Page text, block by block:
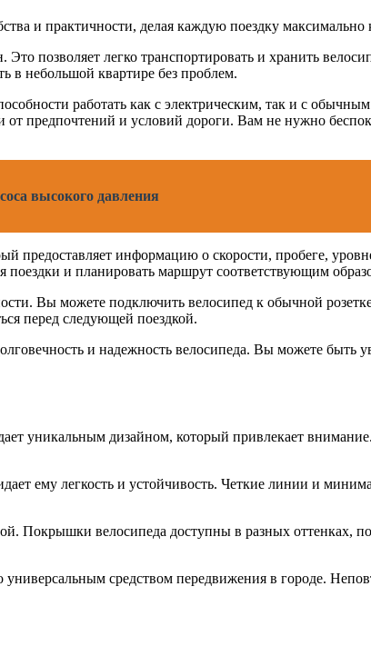
и практичности, делая каждую поездку
позволяет легко транспортировать и хранить
в небольшой квартире без проблем.
работать как с электрическим, так и с
от предпочтений и условий дороги. Вам не нужно
высокого давления
предоставляет информацию о скорости, пробеге,
поездки и планировать маршрут соответствующим
Вы можете подключить велосипед к обычной
перед следующей поездкой.
и надежность велосипеда. Вы можете быть
уникальным дизайном, который привлекает
ему легкость и устойчивость. Четкие линии и
Покрышки велосипеда доступны в разных оттенках,
универсальным средством передвижения в городе.